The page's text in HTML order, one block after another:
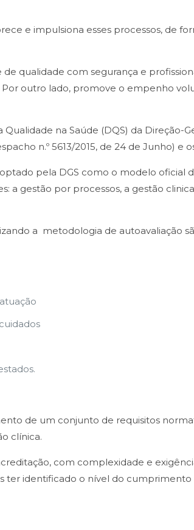
e impulsiona esses processos, de
qualidade com segurança e
outro lado, promove o empenho
na Saúde (DQS) da Direção-
n.º 5613/2015, de 24 de Junho)
pela DGS como o modelo oficial
a gestão por processos, a gestão
a metodologia de autoavaliação
de um conjunto de requisitos
clínica.
com complexidade e
ter identificado o nível do